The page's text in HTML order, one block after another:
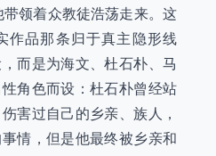
领着众教徒浩荡走来。这
作品那条归于真主隐形线
而是为海文、杜石朴、马
角色而设：杜石朴曾经站
害过自己的乡亲、族人，
情，但是他最终被乡亲和